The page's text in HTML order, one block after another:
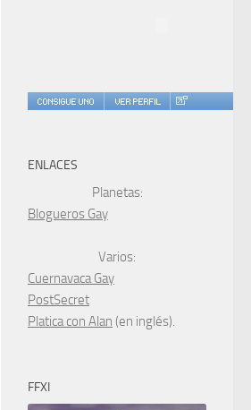
ENLACES
Planetas:
Blogueros Gay
Varios:
Cuernavaca Gay
PostSecret
Platica con Alan (en inglés).
FFXI